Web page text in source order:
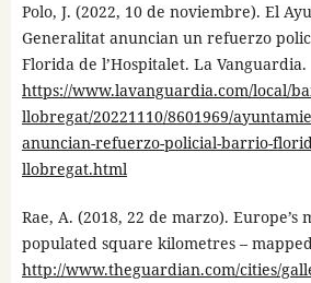
Polo, J. (2022, 10 de noviembre). El
Generalitat anuncian un refuerzo
Florida de l’Hospitalet. La Vanguardia.
https://www.lavanguardia.com/local/
llobregat/20221110/8601969/
anuncian-refuerzo-policial-barrio-
llobregat.html
Rae, A. (2018, 22 de marzo). Europe’s
populated square kilometres –
http://www.theguardian.com/cities/